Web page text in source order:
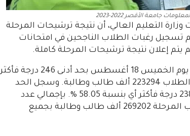
جامعة الأقصر 2022-2023
التعليم العالي، أن نتيجة ترشيحات المرحلة
تسجيل رغبات الطلاب الناجحين في امتحانات
بالتالي انطلقت أعمال المرحلة الثانية للتنسيق يوم الخميس 18 أغسطس بحد أدنى 246 درجة فأكثر
للشعبة العلمية. أي بنسبة 60 % بإجمالي عدد الطلاب 223294 ألف طالب وطالبة. وسجل الحد
الأدنى للشعبة الأدبية بتنسيق المرحلة الثانية 238 درجة فأكثر أي بنسبة 58.05 %. بإجمالي عدد
طلاب 45908 ألف طالب. وبلغ إجمالي عدد طلاب المرحلة 269202 ألف طالب وطالبة بجميع